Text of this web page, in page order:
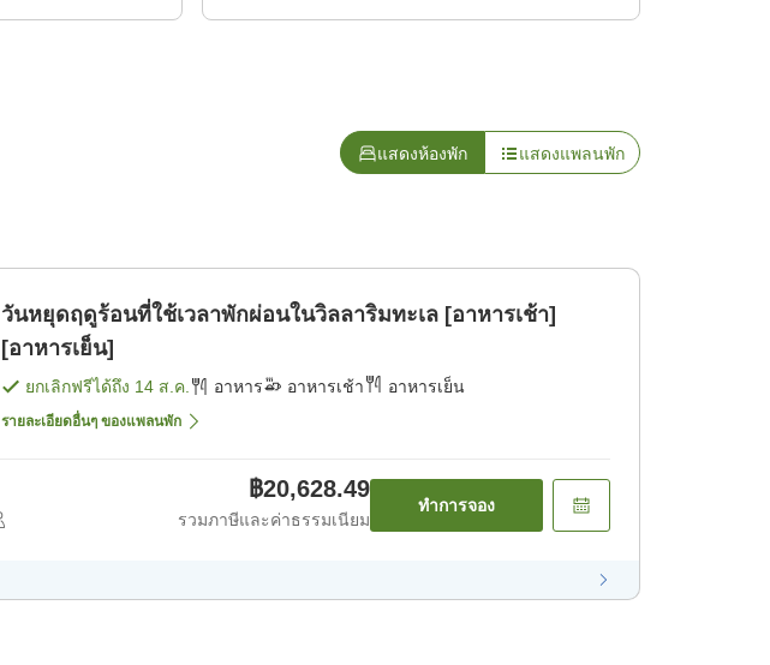
แสดงห้องพัก แสดงแพลนพัก
วันหยุดฤดูร้อนที่ใช้เวลาพักผ่อนในวิลลาริมทะเล [อาหารเช้า]
[อาหารเย็น]
ยกเลิกฟรีได้ถึง 14 ส.ค. อาหาร อาหารเช้า อาหารเย็น
รายละเอียดอื่นๆ ของแพลนพัก
฿20,628.49
รวมภาษีและค่าธรรมเนียม
ทำการจอง